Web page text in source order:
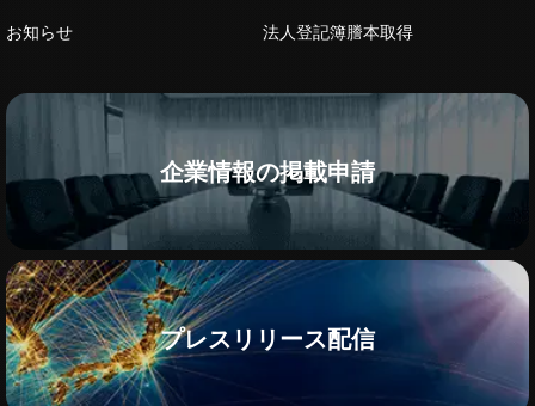
お知らせ 法人登記簿謄本取得
企業情報の掲載申請
プレスリリース配信